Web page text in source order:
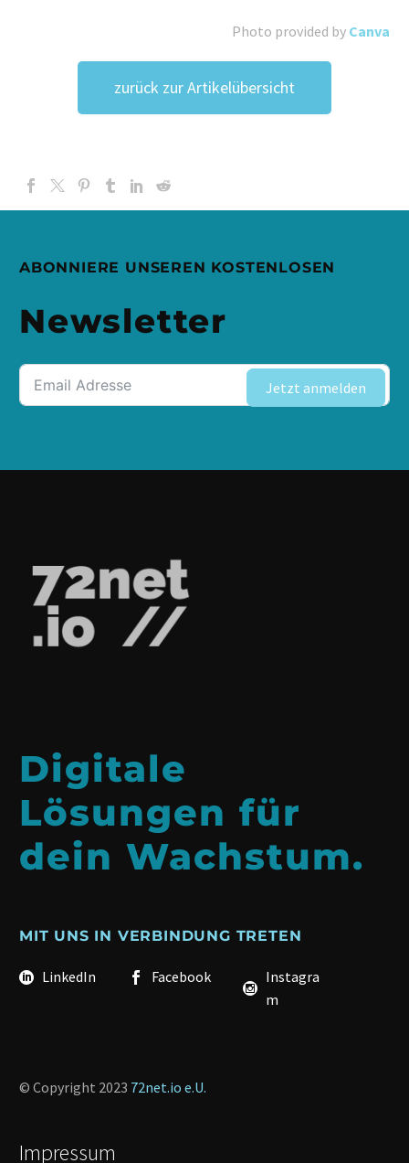
Photo provided by Canva
zurück zur Artikelübersicht
ABONNIERE UNSEREN KOSTENLOSEN
Newsletter
Jetzt anmelden
Digitale
Lösungen für
dein Wachstum.
MIT UNS IN VERBINDUNG TRETEN
LinkedIn Facebook
Instagra
m
© Copyright 2023 72net.io e.U.
Impressum